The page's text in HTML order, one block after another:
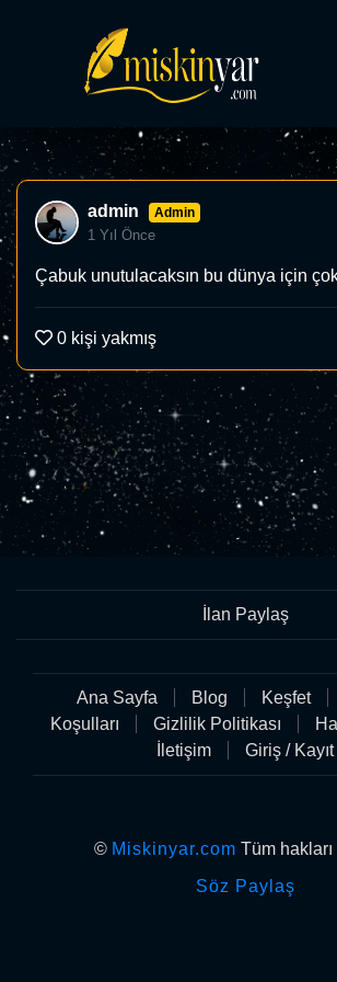
admin Admin
1 Yıl Önce
Çabuk unutulacaksın bu dünya için
0 kişi yakmış
İlan Paylaş
Ana Sayfa Blog Keşfet
Koşulları
Gizlilik Politikası
İletişim
Giriş / Kayıt
© Miskinyar.com Tüm hakları
Söz Paylaş